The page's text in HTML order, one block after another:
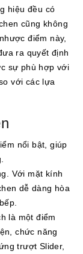
hiệu đều có
cũng không
điểm này,
ra quyết định
sự phù hợp với
với các lựa
nổi bật, giúp
Với mặt kính
dễ dàng hòa
là một điểm
chức năng
trượt Slider,